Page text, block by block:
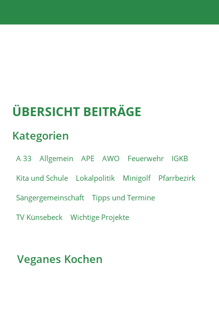
ÜBERSICHT BEITRÄGE
Kategorien
A 33 Allgemein APE AWO Feuerwehr
IGKB
Kita und Schule
Lokalpolitik Minigolf
Pfarrbezirk
Sängergemeinschaft
Tipps und Termine
TV Künsebeck
Wichtige Projekte
Veganes Kochen